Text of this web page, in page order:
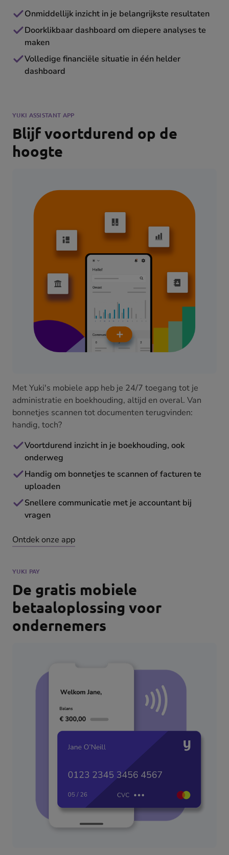
Onmiddellijk inzicht in je belangrijkste resultaten
Doorklikbaar dashboard om diepere analyses te
maken
Volledige financiële situatie in één helder
dashboard
YUKI ASSISTANT APP
Blijf voortdurend op de
hoogte
Met Yuki's mobiele app heb je 24/7 toegang tot je
administratie en boekhouding, altijd en overal. Van
bonnetjes scannen tot documenten terugvinden:
handig, toch?
Voortdurend inzicht in je boekhouding, ook
onderweg
Handig om bonnetjes te scannen of facturen te
uploaden
Snellere communicatie met je accountant bij
vragen
Ontdek onze app
YUKI PAY
De gratis mobiele
betaaloplossing voor
ondernemers